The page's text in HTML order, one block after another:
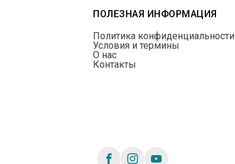
ПОЛЕЗНАЯ ИНФОРМАЦИЯ
Политика конфиденциальности
Условия и термины
О нас
Контакты